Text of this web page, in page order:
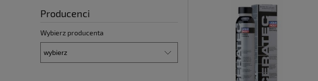
Producenci
Wybierz producenta